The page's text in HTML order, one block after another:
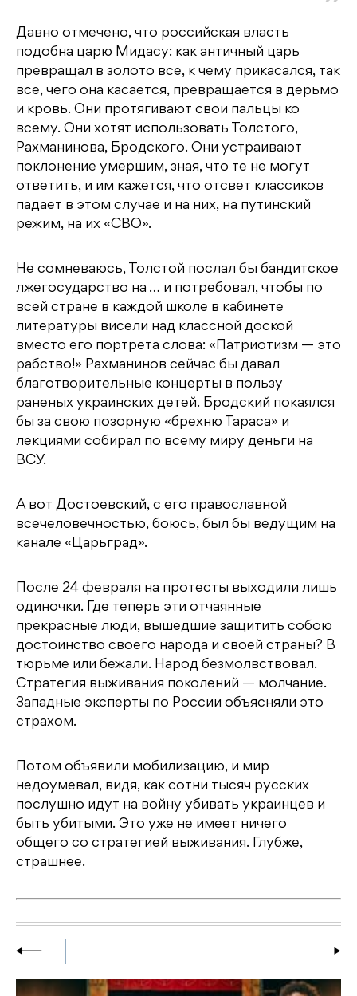
Давно отмечено, что российская власть
подобна царю Мидасу: как античный царь
превращал в золото все, к чему прикасался, так
все, чего она касается, превращается в дерьмо
и кровь. Они протягивают свои пальцы ко
всему. Они хотят использовать Толстого,
Рахманинова, Бродского. Они устраивают
поклонение умершим, зная, что те не могут
ответить, и им кажется, что отсвет классиков
падает в этом случае и на них, на путинский
режим, на их «СВО».
Не сомневаюсь, Толстой послал бы бандитское
лжегосударство на … и потребовал, чтобы по
всей стране в каждой школе в кабинете
литературы висели над классной доской
вместо его портрета слова: «Патриотизм — это
рабство!» Рахманинов сейчас бы давал
благотворительные концерты в пользу
раненых украинских детей. Бродский покаялся
бы за свою позорную «брехню Тараса» и
лекциями собирал по всему миру деньги на
ВСУ.
А вот Достоевский, с его православной
всечеловечностью, боюсь, был бы ведущим на
канале «Царьград».
После 24 февраля на протесты выходили лишь
одиночки. Где теперь эти отчаянные
прекрасные люди, вышедшие защитить собою
достоинство своего народа и своей страны? В
тюрьме или бежали. Народ безмолвствовал.
Стратегия выживания поколений — молчание.
Западные эксперты по России объясняли это
страхом.
Потом объявили мобилизацию, и мир
недоумевал, видя, как сотни тысяч русских
послушно идут на войну убивать украинцев и
быть убитыми. Это уже не имеет ничего
общего со стратегией выживания. Глубже,
страшнее.